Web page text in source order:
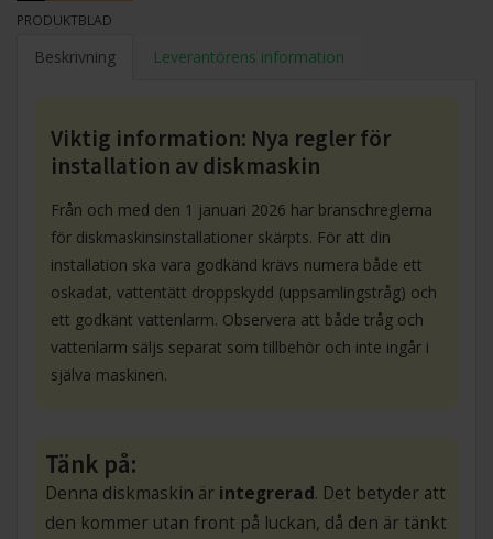
PRODUKTBLAD
Beskrivning Leverantörens information
Viktig information: Nya regler för
installation av diskmaskin
Från och med den 1 januari 2026 har branschreglerna
för diskmaskinsinstallationer skärpts. För att din
installation ska vara godkänd krävs numera både ett
oskadat, vattentätt droppskydd (uppsamlingstråg) och
ett godkänt vattenlarm. Observera att både tråg och
vattenlarm säljs separat som tillbehör och inte ingår i
själva maskinen.
Tänk på:
Denna diskmaskin är integrerad. Det betyder att
den kommer utan front på luckan, då den är tänkt